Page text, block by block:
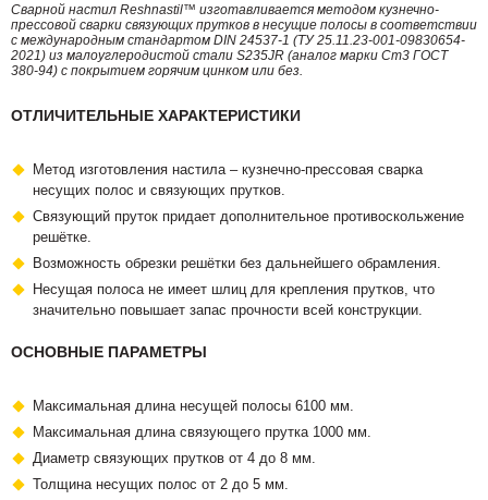
Сварной настил Reshnastil™ изготавливается методом кузнечно-
прессовой сварки связующих прутков в несущие полосы в соответствии
с международным стандартом DIN 24537-1 (ТУ 25.11.23-001-09830654-
2021) из малоуглеродистой стали S235JR (аналог марки Ст3 ГОСТ
380-94) с покрытием горячим цинком или без.
ОТЛИЧИТЕЛЬНЫЕ ХАРАКТЕРИСТИКИ
Метод изготовления настила – кузнечно-прессовая сварка
несущих полос и связующих прутков.
Связующий пруток придает дополнительное противоскольжение
решётке.
Возможность обрезки решётки без дальнейшего обрамления.
Несущая полоса не имеет шлиц для крепления прутков, что
значительно повышает запас прочности всей конструкции.
ОСНОВНЫЕ ПАРАМЕТРЫ
Максимальная длина несущей полосы 6100 мм.
Максимальная длина связующего прутка 1000 мм.
Диаметр связующих прутков от 4 до 8 мм.
Толщина несущих полос от 2 до 5 мм.